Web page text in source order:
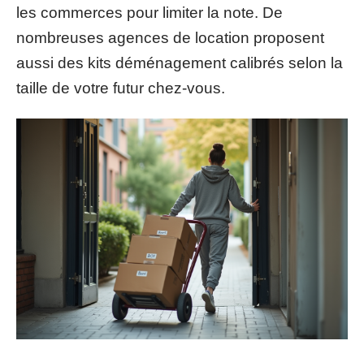
les commerces pour limiter la note. De
nombreuses agences de location proposent
aussi des kits déménagement calibrés selon la
taille de votre futur chez-vous.